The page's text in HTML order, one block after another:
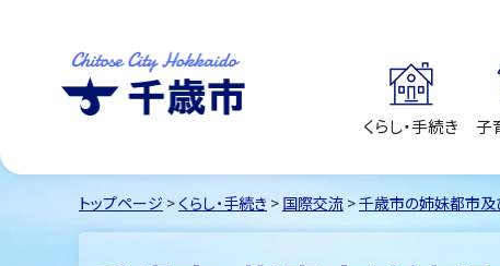
くらし・手続き 子
トップページ > くらし・手続き > 国際交流 >千歳市の姉妹都市